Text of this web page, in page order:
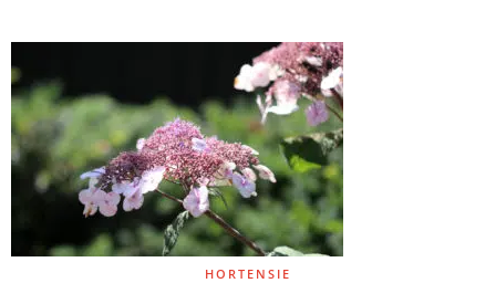
HORTENSIE